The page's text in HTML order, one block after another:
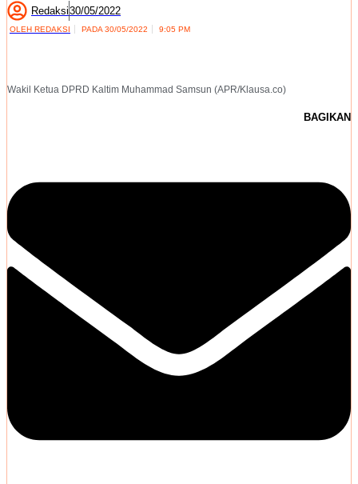
Redaksi30/05/2022
OLEH REDAKSI PADA 30/05/2022 9:05 PM
Wakil Ketua DPRD Kaltim Muhammad Samsun (APR/Klausa.co)
BAGIKAN